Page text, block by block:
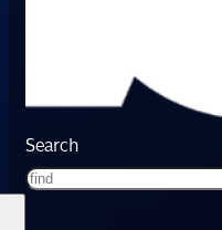
Search